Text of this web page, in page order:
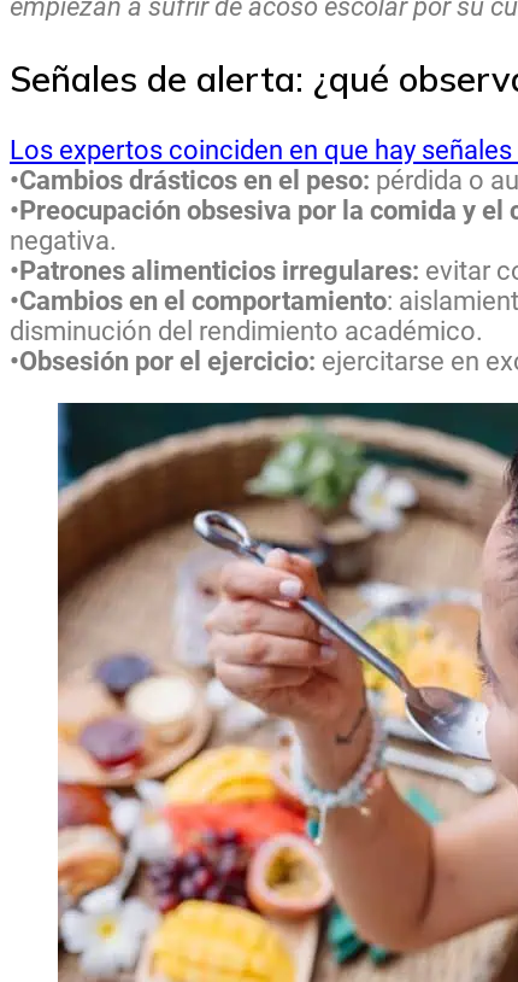
empiezan a sufrir de acoso escolar por su
Señales de alerta: ¿qué
Los expertos coinciden en que hay señales
•Cambios drásticos en el peso: pérdida o
•Preocupación obsesiva por la comida y el
negativa.
•Patrones alimenticios irregulares: evitar
•Cambios en el comportamiento:
disminución del rendimiento académico.
•Obsesión por el ejercicio: ejercitarse en